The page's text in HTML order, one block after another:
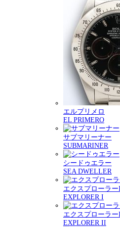
エルプリメロ
EL PRIMERO
サブマリーナー
SUBMARINER
シードゥエラー
SEA DWELLER
エクスプローラーI
EXPLORER I
エクスプローラ
EXPLORER II